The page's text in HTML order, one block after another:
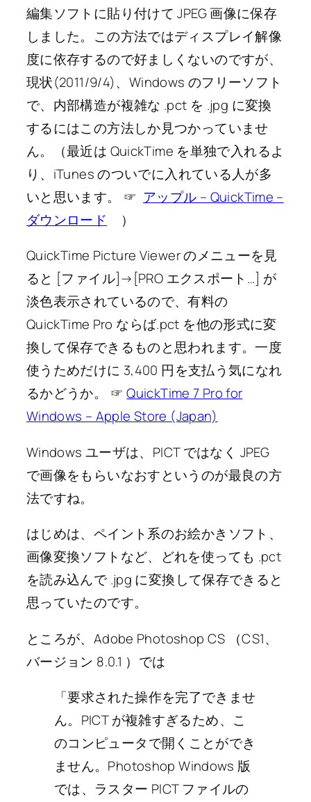
編集ソフトに貼り付けて JPEG 画像に保存
しました。この方法ではディスプレイ解像
度に依存するので好ましくないのですが、
現状(2011/9/4)、Windows のフリーソフト
で、内部構造が複雑な .pct を .jpg に変換
するにはこの方法しか見つかっていませ
ん。（最近は QuickTime を単独で入れるよ
り、iTunes のついでに入れている人が多
いと思います。 ☞ アップル – QuickTime –
ダウンロード ）
QuickTime Picture Viewer のメニューを見
ると [ファイル]→[PRO エクスポート…] が
淡色表示されているので、有料の
QuickTime Pro ならば.pct を他の形式に変
換して保存できるものと思われます。一度
使うためだけに 3,400 円を支払う気になれ
るかどうか。 ☞QuickTime 7 Pro for
Windows – Apple Store (Japan)
Windows ユーザは、PICT ではなく JPEG
で画像をもらいなおすというのが最良の方
法ですね。
はじめは、ペイント系のお絵かきソフト、
画像変換ソフトなど、どれを使っても .pct
を読み込んで .jpg に変換して保存できると
思っていたのです。
ところが、Adobe Photoshop CS （CS1、
バージョン 8.0.1 ）では
「要求された操作を完了できませ
ん。PICT が複雑すぎるため、こ
のコンピュータで開くことができ
ません。Photoshop Windows 版
では、ラスター PICT ファイルの